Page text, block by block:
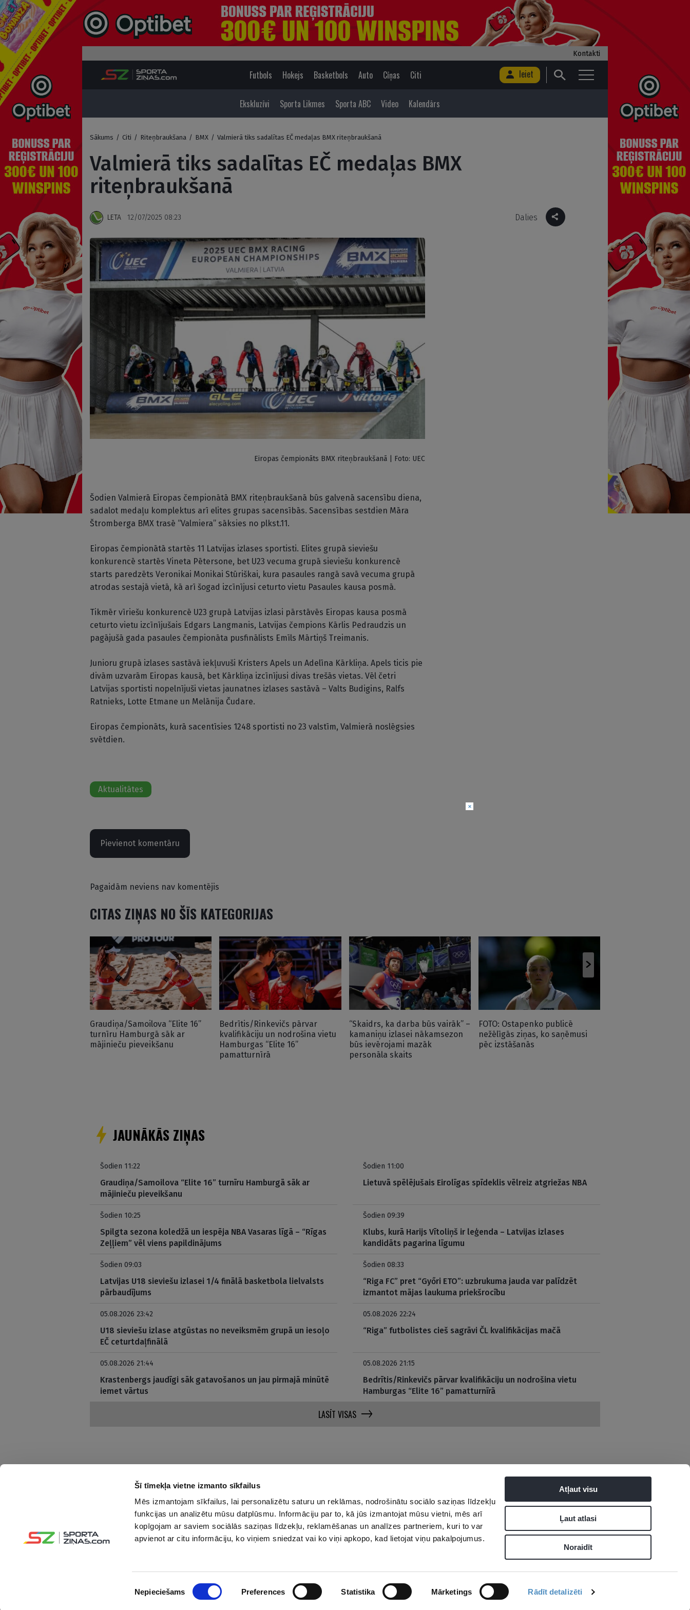
Šī tīmekļa vietne izmanto sīkfailus
Mēs izmantojam sīkfailus, lai personalizētu saturu un reklāmas, nodrošinātu sociālo saziņas līdzekļu
funkcijas un analizētu mūsu datplūsmu. Informāciju par to, kā jūs izmantojat mūsu vietni, mēs arī
kopīgojam ar saviem sociālās saziņas līdzekļu, reklamēšanas un analīzes partneriem, kuri to var
apvienot ar citu informāciju, ko viņiem sniedzat vai ko viņi apkopo, kad lietojat viņu pakalpojumus.
izvēle
Nepieciešams Preferences Statistika Mārketings Rādīt detalizēti
Atļaut visu
Ļaut atlasi
Noraidīt
Kontakti
Futbols Hokejs Basketbols Auto Cīņas Citi Ieiet
Ekskluzīvi Sporta Likmes Sporta ABC Video Kalendārs
Sākums / Citi / Riteņbraukšana / BMX / Valmierā tiks sadalītas EČ medaļas BMX riteņbraukšanā
Valmierā tiks sadalītas EČ medaļas BMX
riteņbraukšanā
LETA 12/07/2025 08:23 Dalies
Eiropas čempionāts BMX riteņbraukšanā | Foto: UEC
Šodien Valmierā Eiropas čempionātā BMX riteņbraukšanā būs galvenā sacensību diena,
sadalot medaļu komplektus arī elites grupas sacensībās. Sacensības sestdien Māra
Štromberga BMX trasē “Valmiera” sāksies no plkst.11.
Eiropas čempionātā startēs 11 Latvijas izlases sportisti. Elites grupā sieviešu
konkurencē startēs Vineta Pētersone, bet U23 vecuma grupā sieviešu konkurencē
starts paredzēts Veronikai Monikai Stūriškai, kura pasaules rangā savā vecuma grupā
atrodas sestajā vietā, kā arī šogad izcīnījusi ceturto vietu Pasaules kausa posmā.
Tikmēr vīriešu konkurencē U23 grupā Latvijas izlasi pārstāvēs Eiropas kausa posmā
ceturto vietu izcīnījušais Edgars Langmanis, Latvijas čempions Kārlis Pedraudzis un
pagājušā gada pasaules čempionāta pusfinālists Emīls Mārtiņš Treimanis.
Junioru grupā izlases sastāvā iekļuvuši Kristers Apels un Adelīna Kārkliņa. Apels ticis pie
divām uzvarām Eiropas kausā, bet Kārkliņa izcīnījusi divas trešās vietas. Vēl četri
Latvijas sportisti nopelnījuši vietas jaunatnes izlases sastāvā – Valts Budigins, Ralfs
Ratnieks, Lotte Etmane un Melānija Čudare.
Eiropas čempionāts, kurā sacentīsies 1248 sportisti no 23 valstīm, Valmierā noslēgsies
svētdien.
Aktualitātes
Pievienot komentāru
Pagaidām neviens nav komentējis
CITAS ZIŅAS NO ŠĪS KATEGORIJAS
Graudiņa/Samoilova “Elite 16”
turnīru Hamburgā sāk ar
mājinieču pieveikšanu
Bedrītis/Rinkevičs pārvar
kvalifikāciju un nodrošina vietu
Hamburgas “Elite 16”
pamatturnīrā
“Skaidrs, ka darba būs vairāk” –
kamaniņu izlasei nākamsezon
būs ievērojami mazāk
personāla skaits
FOTO: Ostapenko publicē
nežēlīgās ziņas, ko saņēmusi
pēc izstāšanās
JAUNĀKĀS ZIŅAS
Šodien 11:22
Graudiņa/Samoilova “Elite 16” turnīru Hamburgā sāk ar
mājinieču pieveikšanu
Šodien 11:00
Lietuvā spēlējušais Eirolīgas spīdeklis vēlreiz atgriežas NBA
Šodien 10:25
Spilgta sezona koledžā un iespēja NBA Vasaras līgā – “Rīgas
Zeļļiem” vēl viens papildinājums
Šodien 09:39
Klubs, kurā Harijs Vītoliņš ir leģenda – Latvijas izlases
kandidāts pagarina līgumu
Šodien 09:03
Latvijas U18 sieviešu izlasei 1/4 finālā basketbola lielvalsts
pārbaudījums
Šodien 08:33
“Riga FC” pret “Győri ETO”: uzbrukuma jauda var palīdzēt
izmantot mājas laukuma priekšrocību
05.08.2026 23:42
U18 sieviešu izlase atgūstas no neveiksmēm grupā un iesoļo
EČ ceturtdaļfinālā
05.08.2026 22:24
“Riga” futbolistes cieš sagrāvi ČL kvalifikācijas mačā
05.08.2026 21:44
Krastenbergs jaudīgi sāk gatavošanos un jau pirmajā minūtē
iemet vārtus
05.08.2026 21:15
Bedrītis/Rinkevičs pārvar kvalifikāciju un nodrošina vietu
Hamburgas “Elite 16” pamatturnīrā
LASĪT VISAS
Interesanti un saprotami par sportu
Seko mums:
Par mums
Reklāmas Parametri
Kontakti
Privātuma politika
© Sportazinas.com - Visas tiesības rezervētas.